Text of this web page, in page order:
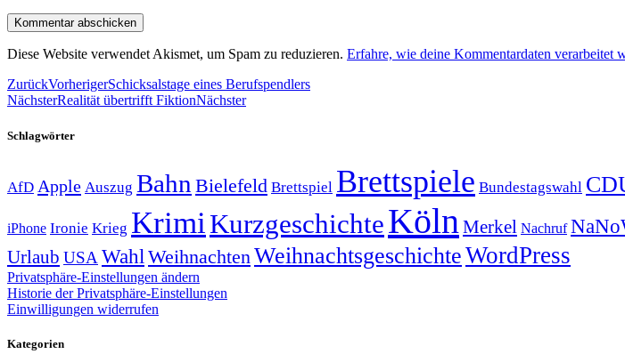
Diese Website verwendet Akismet, um Spam zu reduzieren. Erfahre, wie deine Kommentardaten verarbeitet
ZurückVorherigerSchicksalstage eines Berufspendlers
NächsterRealität übertrifft FiktionNächster
Schlagwörter
AfD Apple Auszug Bahn Bielefeld Brettspiel Brettspiele Bundestagswahl
iPhone Ironie Krieg KrimiKurzgeschichteKöln Merkel Nachruf
Urlaub USA Wahl Weihnachten WeihnachtsgeschichteWordPress
Privatsphäre-Einstellungen ändern
Historie der Privatsphäre-Einstellungen
Einwilligungen widerrufen
Kategorien